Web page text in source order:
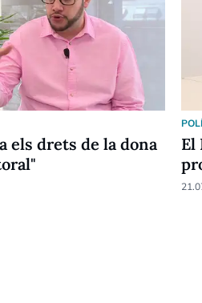
els drets de la dona
El